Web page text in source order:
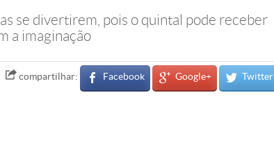
se divertirem, pois o quintal pode receber
a imaginação
compartilhar: Facebook Google+ Twitter